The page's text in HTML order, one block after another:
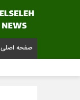
صفحه اصلی